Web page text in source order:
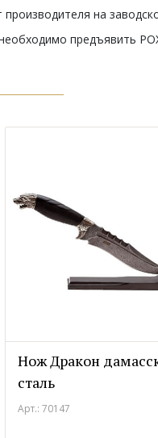
на
предъявить
Нож Дракон
сталь
Арт.: 70147